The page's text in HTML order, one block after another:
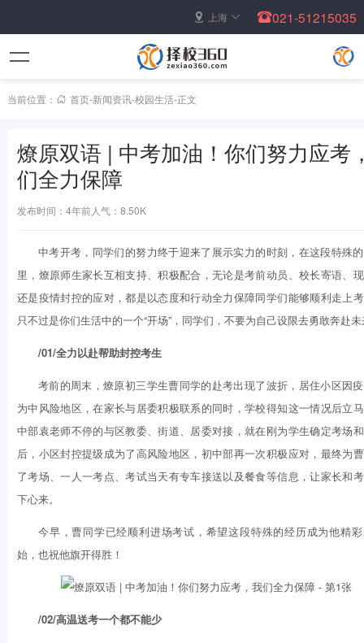
上海 021-51215035
当前位置： 首页-新闻资讯-校园生活-正文
燎原双语 | 中考加油！你们努力应考
们全力保障
发布时间：4年前人气：8.50K
中考开考，同学们的努力终于迎来了展示实力的时刻，在这段特殊
里，燎原师生家长互相支持、积极配合，无论是考前动员、校长寄语、
还是疫情封控的应对，都是以态度和行动全力保障同学们能够顺利走上
只不过是你们生活中的一个“开场”，同学们，不要为自己设限去勇敢奔赴
/01/全力以赴帮助封控考生
考前的周末，燎原初三学生曹同学的赴考出现了波折，居住小区因
为中风险地区，在家长与居委积极联系的同时，学校得知这一情况后立
中部袁老师不停的与区教委、街道、居委对接，就在刚为学生确定考场
后，小区封控提级成为了高风险地区，初中部再一次积极应对，最终为
了考场、一人一考点、考试当天有专车接送以及餐食等信息，让家长和
下心来。
今早，曹同学已经顺利进场考试，希望这段特殊的经历成为他精
始，也祝他旗开得胜！
/02/高温送考一个都不能少